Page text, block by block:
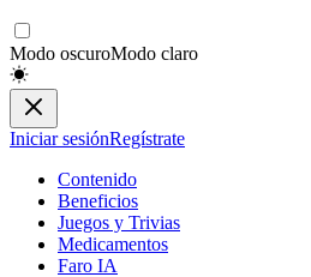
Modo oscuroModo claro
Iniciar sesiónRegístrate
Contenido
Beneficios
Juegos y Trivias
Medicamentos
Faro IA